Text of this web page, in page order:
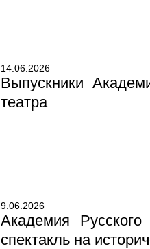
14.06.2026
Выпускники
театра
9.06.2026
Академия
спектакль на